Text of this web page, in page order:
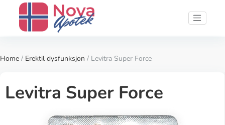
Home / Erektil dysfunksjon / Levitra Super Force
Levitra Super Force